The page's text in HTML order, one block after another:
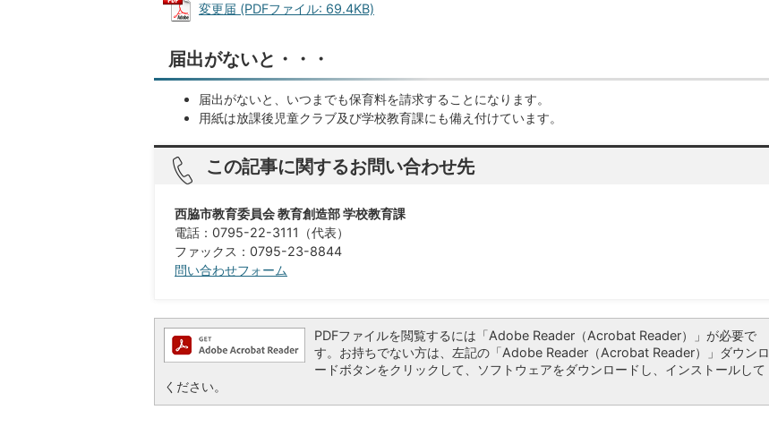
変更届 (PDFファイル: 69.4KB)
届出がないと・・・
届出がないと、いつまでも保育料を請求することになります。
用紙は放課後児童クラブ及び学校教育課にも備え付けています。
この記事に関するお問い合わせ先
西脇市教育委員会 教育創造部 学校教育課
電話：0795-22-3111（代表）
ファックス：0795-23-8844​​​​​​​
問い合わせフォーム
PDFファイルを閲覧するには「Adobe Reader（Acrobat Reader）」が必要で
す。お持ちでない方は、左記の「Adobe Reader（Acrobat Reader）」ダウンロ
ードボタンをクリックして、ソフトウェアをダウンロードし、インストールして
ください。